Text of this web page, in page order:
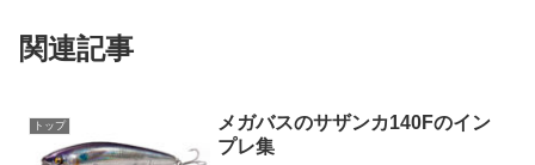
関連記事
トップ
メガバスのサザンカ140Fのイン
プレ集